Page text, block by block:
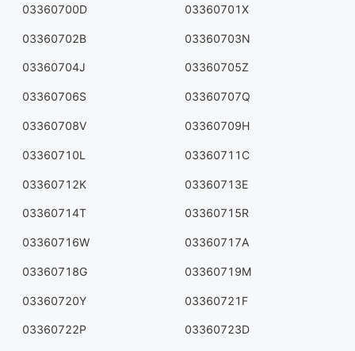
03360700D 03360701X
03360702B 03360703N
03360704J 03360705Z
03360706S 03360707Q
03360708V 03360709H
03360710L 03360711C
03360712K 03360713E
03360714T 03360715R
03360716W 03360717A
03360718G 03360719M
03360720Y 03360721F
03360722P 03360723D